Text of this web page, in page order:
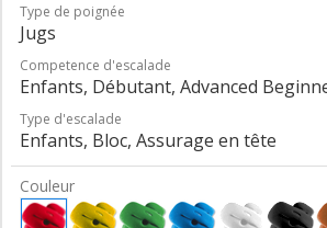
Type de poignée
Jugs
Competence d'escalade
Enfants, Débutant, Advanced
Type d'escalade
Enfants, Bloc, Assurage en tête
Couleur